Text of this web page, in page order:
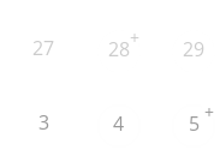
27 28+ 29
3 4 5 +